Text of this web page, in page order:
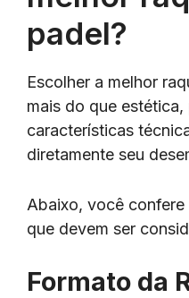
padel?
Escolher a melhor
mais do que
características
diretamente seu
Abaixo, você
que devem ser
Formato da